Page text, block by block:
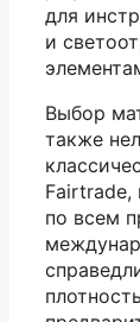
для
и
Выбор
также
по всем